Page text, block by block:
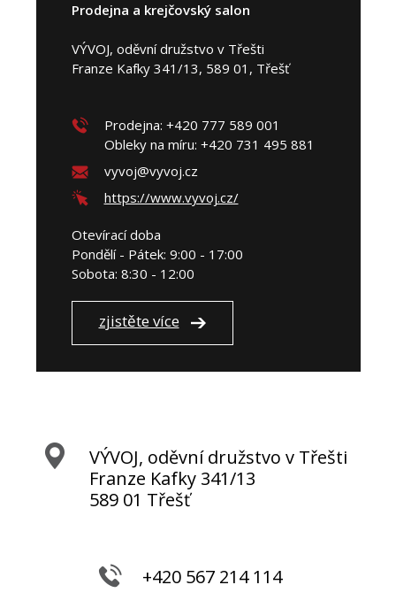
Prodejna a krejčovský salon
VÝVOJ, oděvní družstvo v Třešti
Franze Kafky 341/13, 589 01, Třešť
Prodejna: +420 777 589 001
Obleky na míru: +420 731 495 881
vyvoj@vyvoj.cz
https://www.vyvoj.cz/
Otevírací doba
Pondělí - Pátek: 9:00 - 17:00
Sobota: 8:30 - 12:00
zjistěte více
VÝVOJ, oděvní družstvo v Třešti
Franze Kafky 341/13
589 01 Třešť
+420 567 214 114